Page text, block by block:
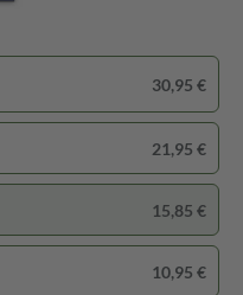
30,95 €
21,95 €
15,85 €
10,95 €